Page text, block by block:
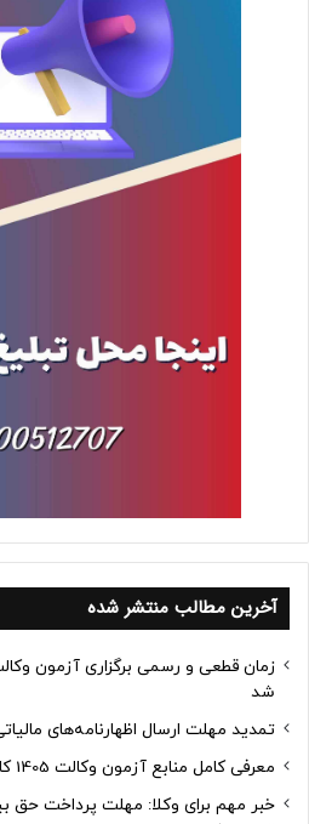
آخرین مطالب منتشر شده
شد
تمدید مهلت ارسال اظهارنامه‌های مالیاتی
معرفی کامل منابع آزمون وکالت 1405 کانون‌های وکلای دادگستری